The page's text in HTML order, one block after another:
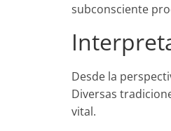
subconsciente
Desde la
Diversas
vital.